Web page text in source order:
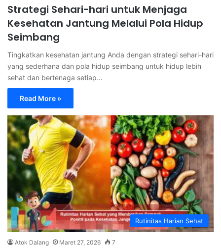
Strategi Sehari-hari untuk Menjaga
Kesehatan Jantung Melalui Pola Hidup
Seimbang
Tingkatkan kesehatan jantung Anda dengan strategi sehari-hari
yang sederhana dan pola hidup seimbang untuk hidup lebih
sehat dan bertenaga setiap…
Read More »
Rutinitas Harian Sehat
Atok Dalang Maret 27, 2026 7